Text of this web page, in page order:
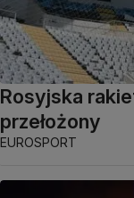
Rosyjska
przełożony
EUROSPORT